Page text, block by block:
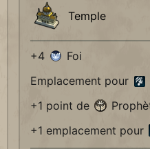
Temple
+4
Foi
Emplacement pour
+1 point de
+1 emplacement pour